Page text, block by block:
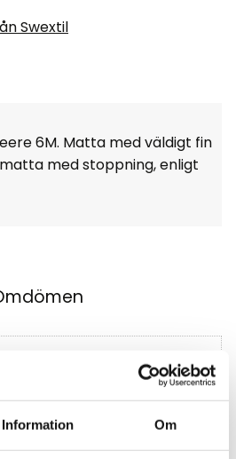
Information Om
Swextil
6M. Matta med väldigt fin
med stoppning, enligt
att sätta ditt betyg